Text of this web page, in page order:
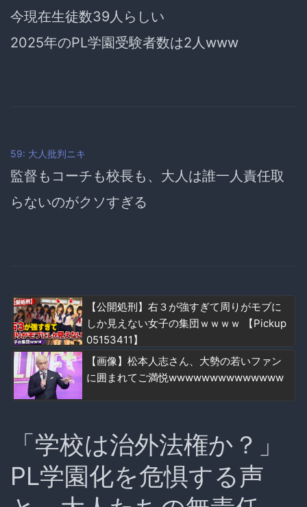
今現在生徒数39人らしい
2025年のPL学園受験者数は2人www
59: 大人批判ニキ
監督もコーチも校長も、大人は誰一人責任取
らないのがクソすぎる
【公開処刑】右３が強すぎて周りがモブに
しか見えない女子の集団ｗｗｗｗ 【Pickup
05153411】
【画像】松本人志さん、大勢の若いファン
に囲まれてご満悦wwwwwwwwwwwwww
「学校は治外法権か？」
PL学園化を危惧する声